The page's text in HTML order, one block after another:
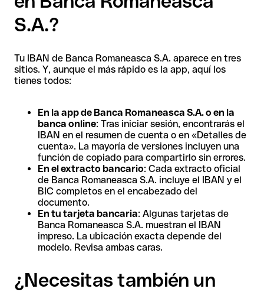
S.A.?
Tu IBAN de Banca Romaneasca S.A. aparece en tres
sitios. Y, aunque el más rápido es la app, aquí los
tienes todos:
En la app de Banca Romaneasca S.A. o en la
banca online: Tras iniciar sesión, encontrarás el
IBAN en el resumen de cuenta o en «Detalles de
cuenta». La mayoría de versiones incluyen una
función de copiado para compartirlo sin errores.
En el extracto bancario: Cada extracto oficial
de Banca Romaneasca S.A. incluye el IBAN y el
BIC completos en el encabezado del
documento.
En tu tarjeta bancaria: Algunas tarjetas de
Banca Romaneasca S.A. muestran el IBAN
impreso. La ubicación exacta depende del
modelo. Revisa ambas caras.
¿Necesitas también un